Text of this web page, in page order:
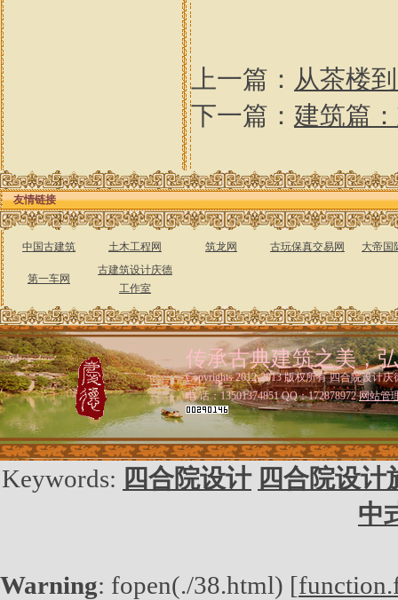
上一篇： 从茶楼
下一篇： 建筑篇
友情链接
中国古建筑 土木工程网 筑龙网 古玩保真交易网 大帝国
第一车网
古建筑设计庆德
工作室
传承古典建筑之美，
Copyrights 2012-2013 版权所有 四合院设计
电 话：13501374851 QQ：172878972网站管
Keywords: 四合院设计 四合院设计
中
Warning: fopen(./38.html) [